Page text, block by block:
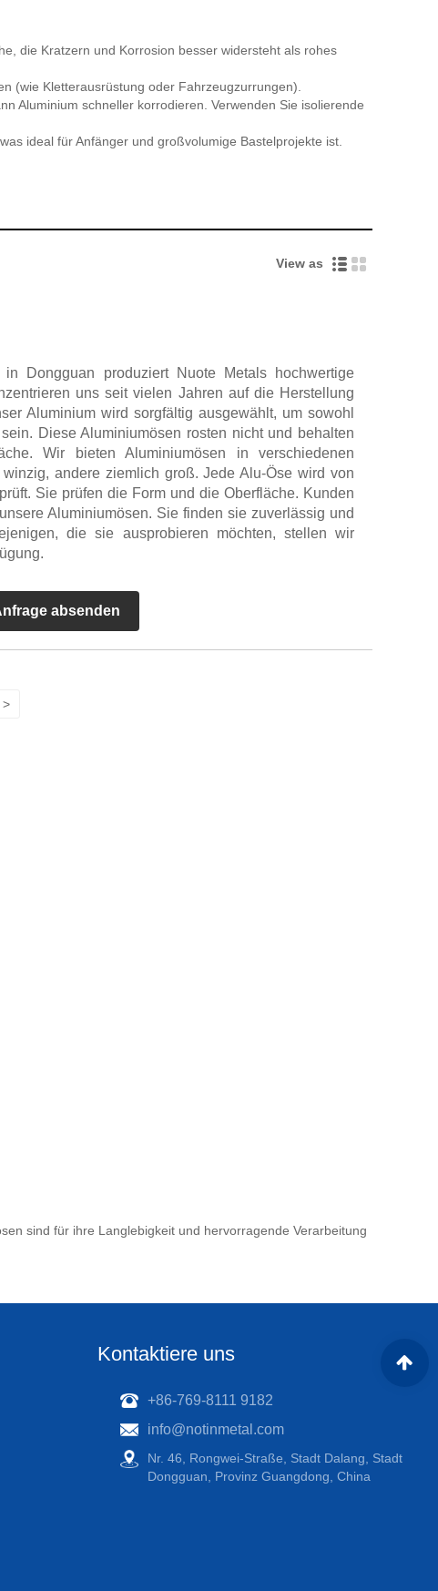
die Kratzern und Korrosion besser widersteht als rohes
(wie Kletterausrüstung oder Fahrzeugzurrungen).
Aluminium schneller korrodieren. Verwenden Sie isolierende
ideal für Anfänger und großvolumige Bastelprojekte ist.
View as
Dongguan produziert Nuote Metals hochwertige
uns seit vielen Jahren auf die Herstellung
Aluminium wird sorgfältig ausgewählt, um sowohl
Diese Aluminiumösen rosten nicht und behalten
Wir bieten Aluminiumösen in verschiedenen
andere ziemlich groß. Jede Alu-Öse wird von
Sie prüfen die Form und die Oberfläche. Kunden
Aluminiumösen. Sie finden sie zuverlässig und
die sie ausprobieren möchten, stellen wir
absenden
>
sind für ihre Langlebigkeit und hervorragende Verarbeitung
Kontaktiere uns
+86-769-8111 9182
info@notinmetal.com
Nr. 46, Rongwei-Straße, Stadt Dalang, Stadt
Dongguan, Provinz Guangdong, China